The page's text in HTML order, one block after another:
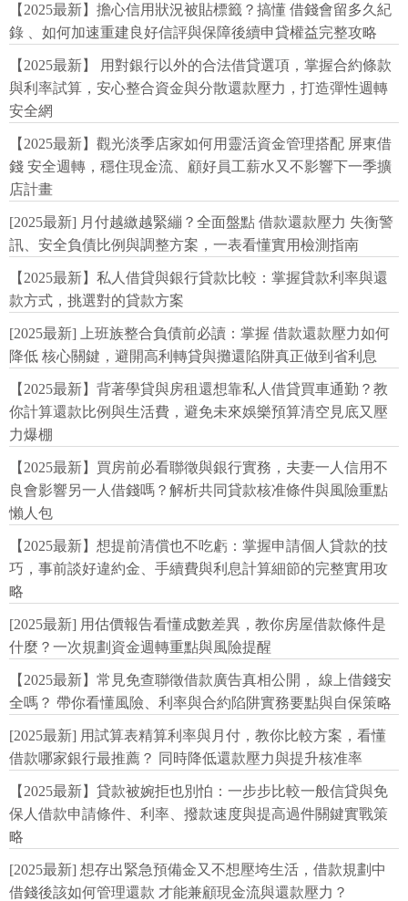
【2025最新】擔心信用狀況被貼標籤？搞懂 借錢會留多久紀
錄 、如何加速重建良好信評與保障後續申貸權益完整攻略
【2025最新】 用對銀行以外的合法借貸選項，掌握合約條款
與利率試算，安心整合資金與分散還款壓力，打造彈性週轉
安全網
【2025最新】觀光淡季店家如何用靈活資金管理搭配 屏東借
錢 安全週轉，穩住現金流、顧好員工薪水又不影響下一季擴
店計畫
[2025最新] 月付越繳越緊繃？全面盤點 借款還款壓力 失衡警
訊、安全負債比例與調整方案，一表看懂實用檢測指南
【2025最新】私人借貸與銀行貸款比較：掌握貸款利率與還
款方式，挑選對的貸款方案
[2025最新] 上班族整合負債前必讀：掌握 借款還款壓力如何
降低 核心關鍵，避開高利轉貸與攤還陷阱真正做到省利息
【2025最新】背著學貸與房租還想靠私人借貸買車通勤？教
你計算還款比例與生活費，避免未來娛樂預算清空見底又壓
力爆棚
【2025最新】買房前必看聯徵與銀行實務，夫妻一人信用不
良會影響另一人借錢嗎？解析共同貸款核准條件與風險重點
懶人包
【2025最新】想提前清償也不吃虧：掌握申請個人貸款的技
巧，事前談好違約金、手續費與利息計算細節的完整實用攻
略
[2025最新] 用估價報告看懂成數差異，教你房屋借款條件是
什麼？一次規劃資金週轉重點與風險提醒
【2025最新】常見免查聯徵借款廣告真相公開， 線上借錢安
全嗎？ 帶你看懂風險、利率與合約陷阱實務要點與自保策略
[2025最新] 用試算表精算利率與月付，教你比較方案，看懂
借款哪家銀行最推薦？ 同時降低還款壓力與提升核准率
【2025最新】貸款被婉拒也別怕：一步步比較一般信貸與免
保人借款申請條件、利率、撥款速度與提高過件關鍵實戰策
略
[2025最新] 想存出緊急預備金又不想壓垮生活，借款規劃中
借錢後該如何管理還款 才能兼顧現金流與還款壓力？